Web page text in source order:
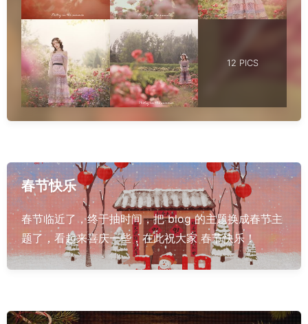
12 PICS
春节快乐
春节临近了，终于抽时间，把 blog 的主题换成春节主
题了，看起来喜庆一些，在此祝大家 春节快乐！